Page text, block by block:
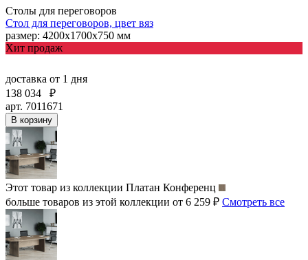
Столы для переговоров
Стол для переговоров, цвет вяз
размер: 4200х1700х750 мм
Хит продаж
доставка от 1 дня
138 034
₽
арт. 7011671
В корзину
Этот товар из коллекции Платан Конференц
больше товаров из этой коллекции от 6 259 ₽ Смотреть все